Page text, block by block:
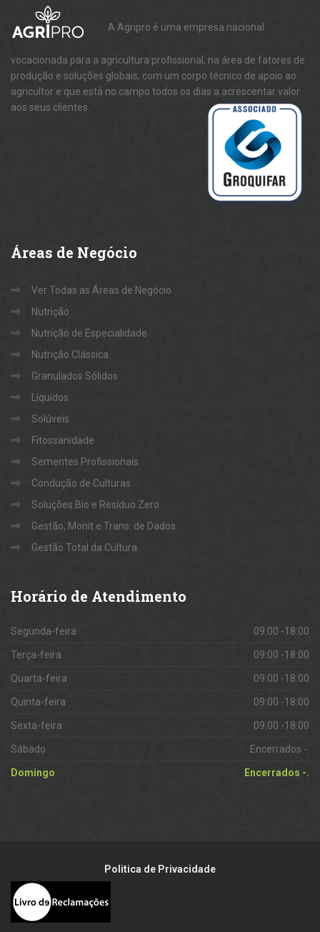
A Agripro é uma empresa nacional
vocacionada para a agricultura profissional, na área de fatores de
produção e soluções globais, com um corpo técnico de apoio ao
agricultor e que está no campo todos os dias a acrescentar valor
aos seus clientes.
Áreas de Negócio
Ver Todas as Áreas de Negócio
Nutrição
Nutrição de Especialidade
Nutrição Clássica
Granulados Sólidos
Líquidos
Solúveis
Fitossanidade
Sementes Profissionais
Condução de Culturas
Soluções Bio e Resíduo Zero
Gestão, Monit e Trans. de Dados
Gestão Total da Cultura
Horário de Atendimento
Segunda-feira 09:00 -18:00
Terça-feira 09:00 -18:00
Quarta-feira 09:00 -18:00
Quinta-feira 09:00 -18:00
Sexta-feira 09:00 -18:00
Sábado Encerrados -.
Domingo Encerrados -.
Politica de Privacidade